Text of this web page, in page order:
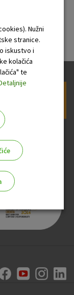
Nužni
stranice.
iskustvo i
kolačića
te